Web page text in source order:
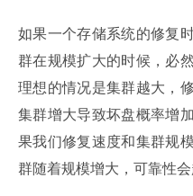
如果一个存储系统的修复
群在规模扩大的时候，必
理想的情况是集群越大，
集群增大导致坏盘概率增
果我们修复速度和集群规
群随着规模增大，可靠性会